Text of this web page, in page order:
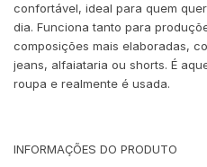
confortável, ideal para quem
dia. Funciona tanto para
composições mais elaboradas,
jeans, alfaiataria ou shorts. É
roupa e realmente é usada.
INFORMAÇÕES DO PRODUTO